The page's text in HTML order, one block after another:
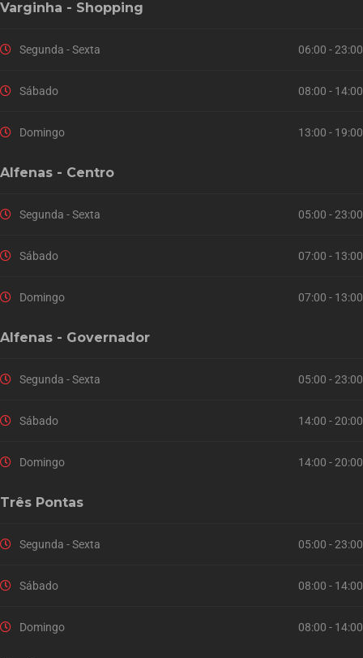
Varginha - Shopping
Segunda - Sexta 06:00 - 23:00
Sábado 08:00 - 14:00
Domingo 13:00 - 19:00
Alfenas - Centro
Segunda - Sexta 05:00 - 23:00
Sábado 07:00 - 13:00
Domingo 07:00 - 13:00
Alfenas - Governador
Segunda - Sexta 05:00 - 23:00
Sábado 14:00 - 20:00
Domingo 14:00 - 20:00
Três Pontas
Segunda - Sexta 05:00 - 23:00
Sábado 08:00 - 14:00
Domingo 08:00 - 14:00